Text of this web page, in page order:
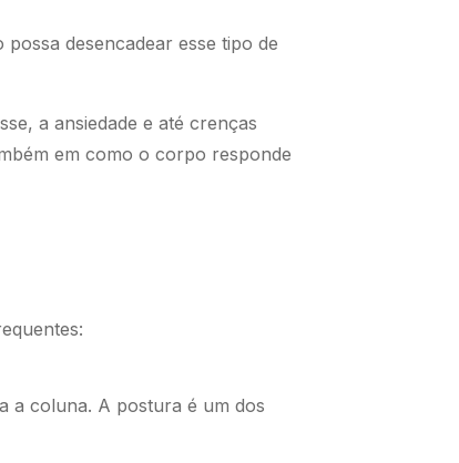
desencadear esse tipo de
a ansiedade e até crenças
em como o corpo responde
a coluna. A postura é um dos